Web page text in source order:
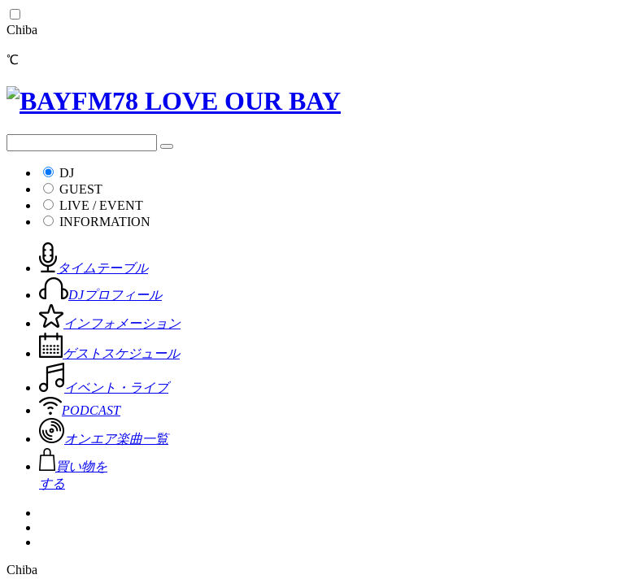
Chiba
℃
DJ
GUEST
LIVE / EVENT
INFORMATION
タイムテーブル
DJプロフィール
インフォメーション
ゲストスケジュール
イベント・ライブ
PODCAST
オンエア楽曲一覧
買い物を
する
Chiba